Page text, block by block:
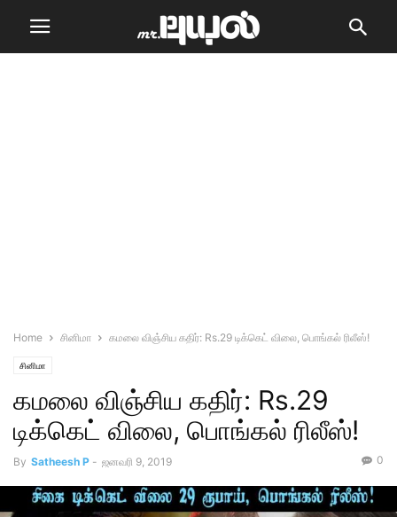
Home சினிமா கமலை விஞ்சிய கதிர்: Rs.29 டிக்கெட் விலை, பொங்கல் ரிலீஸ்!
சினிமா
கமலை விஞ்சிய கதிர்: Rs.29
டிக்கெட் விலை, பொங்கல் ரிலீஸ்!
By Satheesh P - ஜனவரி 9, 2019 0